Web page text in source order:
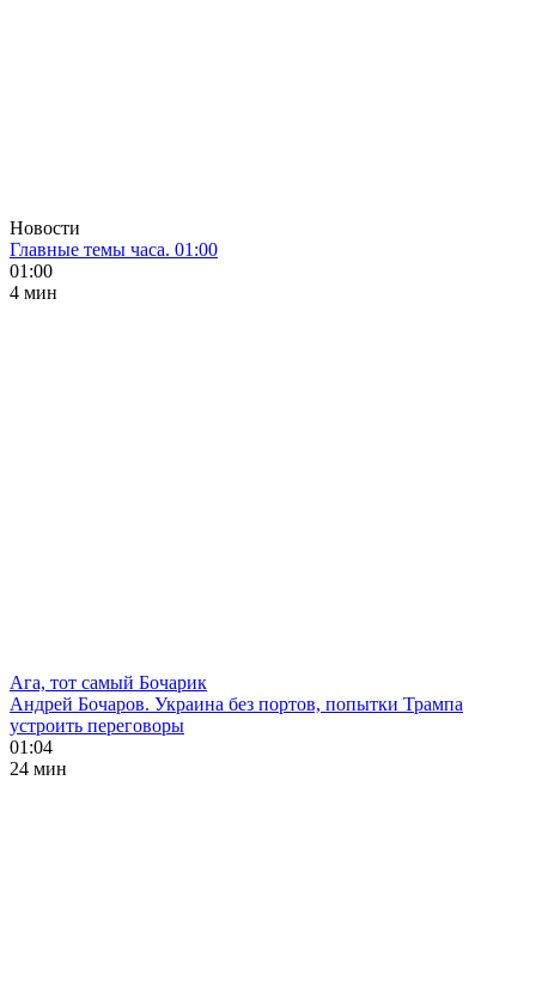
Новости
Главные темы часа. 01:00
01:00
4 мин
Ага, тот самый Бочарик
Андрей Бочаров. Украина без портов, попытки Трампа
устроить переговоры
01:04
24 мин